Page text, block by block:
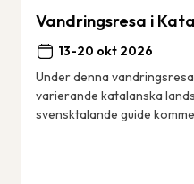
Vandringsresa i
13-20 okt 2026
Under denna
varierande katalanska
svensktalande guide